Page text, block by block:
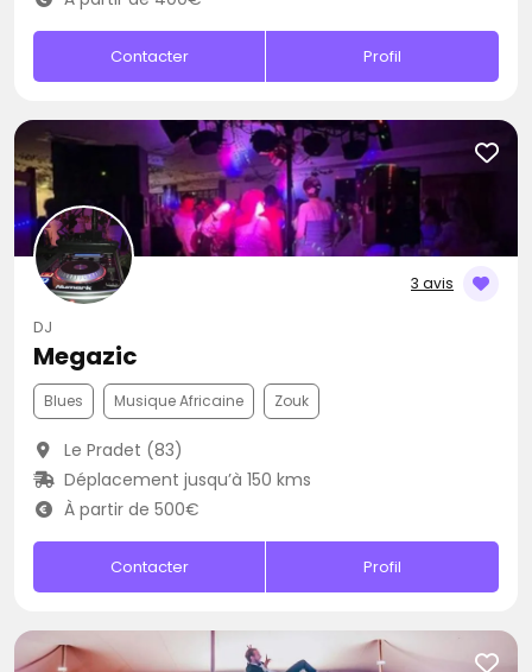
Contacter Profil
3 avis
DJ
Megazic
Blues Musique Africaine Zouk
Le Pradet (83)
Déplacement jusqu’à 150 kms
À partir de 500€
Contacter Profil